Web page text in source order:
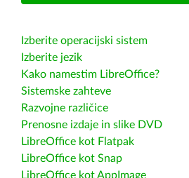
Izberite operacijski sistem
Izberite jezik
Kako namestim LibreOffice?
Sistemske zahteve
Razvojne različice
Prenosne izdaje in slike DVD
LibreOffice kot Flatpak
LibreOffice kot Snap
LibreOffice kot AppImage